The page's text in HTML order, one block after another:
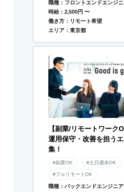
職種：フロントエンドエンジ
時給：2,500円 〜
働き方：リモート希望
エリア：東京都
【副業/リモートワーク
運用保守・改善を担う
集！
#副業OK #土日週末OK
#フルリモートOK
職種：バックエンドエンジニア